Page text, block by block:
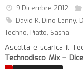
9 Dicembre 2012
David K, Dino Lenny,
Techno, Piatto, Sasha
Ascolta e scarica il
Technodisco Mix –